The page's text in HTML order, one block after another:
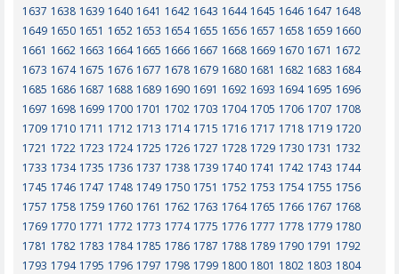
1637 1638 1639 1640 1641 1642 1643 1644 1645 1646 1647 1648
1649 1650 1651 1652 1653 1654 1655 1656 1657 1658 1659 1660
1661 1662 1663 1664 1665 1666 1667 1668 1669 1670 1671 1672
1673 1674 1675 1676 1677 1678 1679 1680 1681 1682 1683 1684
1685 1686 1687 1688 1689 1690 1691 1692 1693 1694 1695 1696
1697 1698 1699 1700 1701 1702 1703 1704 1705 1706 1707 1708
1709 1710 1711 1712 1713 1714 1715 1716 1717 1718 1719 1720
1721 1722 1723 1724 1725 1726 1727 1728 1729 1730 1731 1732
1733 1734 1735 1736 1737 1738 1739 1740 1741 1742 1743 1744
1745 1746 1747 1748 1749 1750 1751 1752 1753 1754 1755 1756
1757 1758 1759 1760 1761 1762 1763 1764 1765 1766 1767 1768
1769 1770 1771 1772 1773 1774 1775 1776 1777 1778 1779 1780
1781 1782 1783 1784 1785 1786 1787 1788 1789 1790 1791 1792
1793 1794 1795 1796 1797 1798 1799 1800 1801 1802 1803 1804